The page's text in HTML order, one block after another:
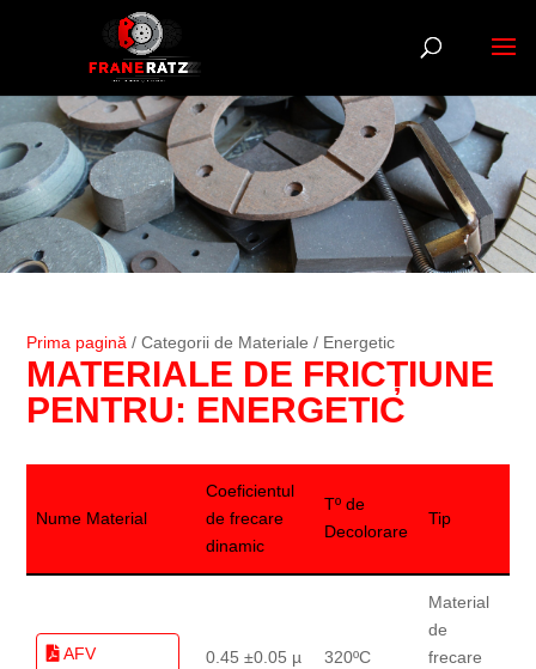
Prima pagină / Categorii de Materiale / Energetic
MATERIALE DE FRICȚIUNE
PENTRU: ENERGETIC
Nume Material
Coeficientul
de frecare
dinamic
Tº de
Decolorare
Tip
AFV 0.45 ±0.05 µ 320ºC
Material
de
frecare